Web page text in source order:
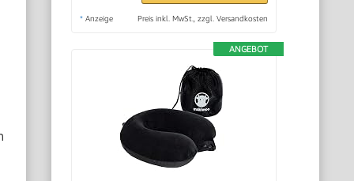
* Anzeige Preis inkl. MwSt., zzgl. Versandkosten
ANGEBOT